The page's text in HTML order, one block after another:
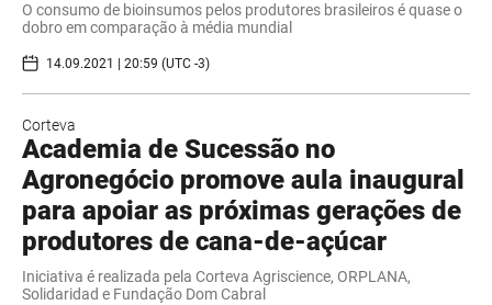
O consumo de bioinsumos pelos produtores brasileiros é quase o
dobro em comparação à média mundial
14.09.2021 | 20:59 (UTC -3)
Corteva
Academia de Sucessão no
Agronegócio promove aula inaugural
para apoiar as próximas gerações de
produtores de cana-de-açúcar
Iniciativa é realizada pela Corteva Agriscience, ORPLANA,
Solidaridad e Fundação Dom Cabral